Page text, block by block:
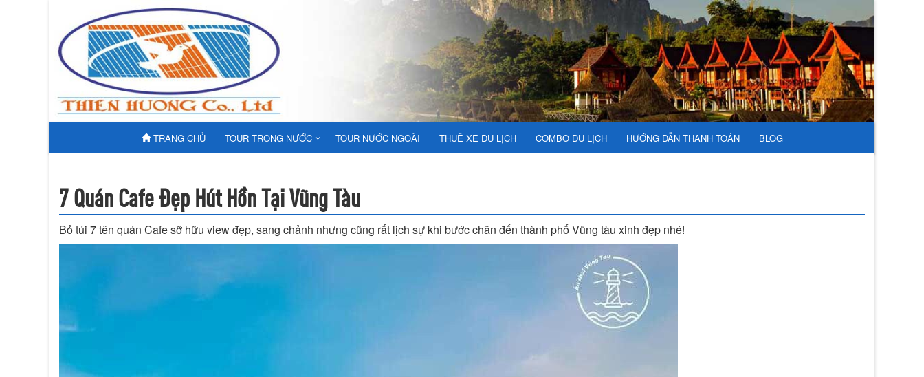
TRANG CHỦ TOUR TRONG NƯỚC TOUR NƯỚC NGOÀI THUÊ XE DU LỊCH COMBO DU LỊCH HƯỚNG DẪN THANH TOÁN BLOG
7 Quán Cafe Đẹp Hút Hồn Tại Vũng Tàu
Bỏ túi 7 tên quán Cafe sỡ hữu view đẹp, sang chảnh nhưng cũng rất lịch sự khi bước chân đến thành phố Vũng tàu xinh đẹp nhé!